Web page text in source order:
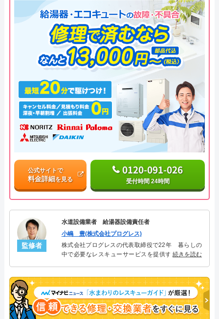
公式サイトで
料金詳細を見る
0120-091-026
受付時間 24時間
監修者
水道設備業者 給湯器設備責任者
小嶋 豊(株式会社プログレス)
株式会社プログレスの代表取締役で22年 暮らしの
中で必要なレスキューサービスを提供する株式会社
決。多くのお客様に信頼される「給湯器」のスペシ
ャリスト。
続きを読む